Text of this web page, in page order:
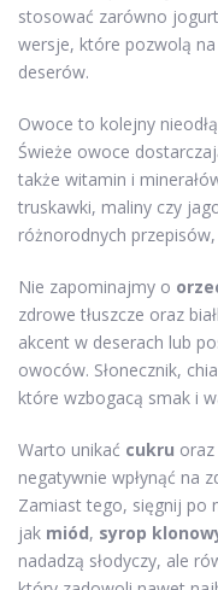
stosować zarówno
wersje, które pozwolą
deserów.
Owoce to kolejny
Świeże owoce
także witamin i
truskawki, maliny czy
różnorodnych
Nie zapominajmy o
zdrowe tłuszcze oraz
akcent w deserach lub
owoców. Słonecznik,
które wzbogacą smak i
Warto unikać cukru
negatywnie wpłynąć na
Zamiast tego, sięgnij po
jak miód, syrop
nadadzą słodyczy, ale